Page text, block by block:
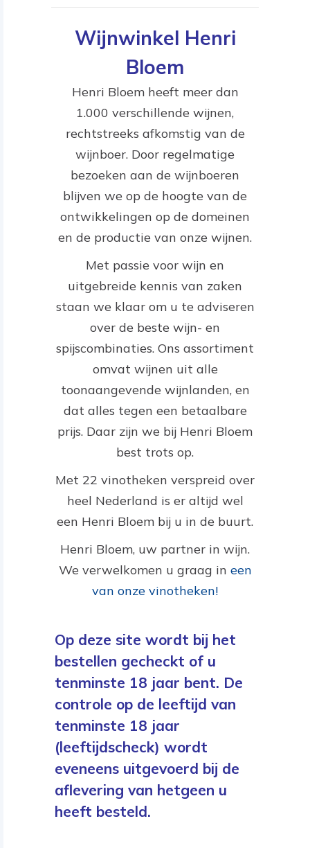
Wijnwinkel Henri
Bloem
Henri Bloem heeft meer dan
1.000 verschillende wijnen,
rechtstreeks afkomstig van de
wijnboer. Door regelmatige
bezoeken aan de wijnboeren
blijven we op de hoogte van de
ontwikkelingen op de domeinen
en de productie van onze wijnen.
Met passie voor wijn en
uitgebreide kennis van zaken
staan we klaar om u te adviseren
over de beste wijn- en
spijscombinaties. Ons assortiment
omvat wijnen uit alle
toonaangevende wijnlanden, en
dat alles tegen een betaalbare
prijs. Daar zijn we bij Henri Bloem
best trots op.
Met 22 vinotheken verspreid over
heel Nederland is er altijd wel
een Henri Bloem bij u in de buurt.
Henri Bloem, uw partner in wijn.
We verwelkomen u graag in een
van onze vinotheken!
Op deze site wordt bij het
bestellen gecheckt of u
tenminste 18 jaar bent. De
controle op de leeftijd van
tenminste 18 jaar
(leeftijdscheck) wordt
eveneens uitgevoerd bij de
aflevering van hetgeen u
heeft besteld.